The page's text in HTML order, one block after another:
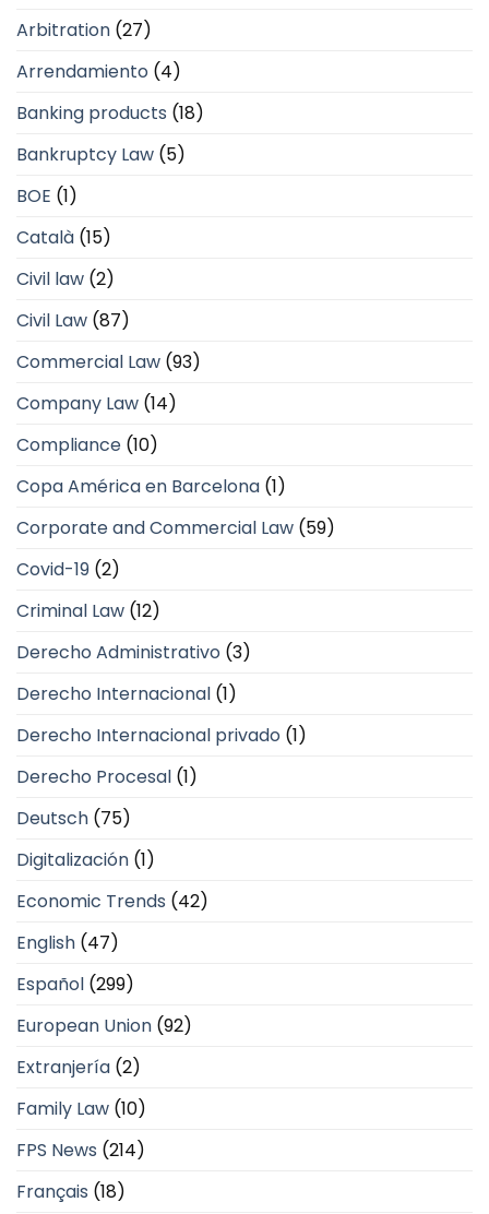
Arbitration (27)
Arrendamiento (4)
Banking products (18)
Bankruptcy Law (5)
BOE (1)
Català (15)
Civil law (2)
Civil Law (87)
Commercial Law (93)
Company Law (14)
Compliance (10)
Copa América en Barcelona (1)
Corporate and Commercial Law (59)
Covid-19 (2)
Criminal Law (12)
Derecho Administrativo (3)
Derecho Internacional (1)
Derecho Internacional privado (1)
Derecho Procesal (1)
Deutsch (75)
Digitalización (1)
Economic Trends (42)
English (47)
Español (299)
European Union (92)
Extranjería (2)
Family Law (10)
FPS News (214)
Français (18)